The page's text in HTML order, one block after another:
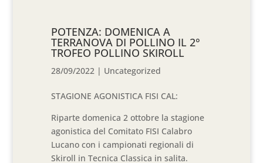
POTENZA: DOMENICA A
TERRANOVA DI POLLINO IL 2°
TROFEO POLLINO SKIROLL
28/09/2022 | Uncategorized
STAGIONE AGONISTICA FISI CAL:
Ripartedomenica 2 ottobre la stagione
agonistica del Comitato FISI Calabro
Lucano con i campionati regionali di
Skiroll inTecnica Classica in salita.